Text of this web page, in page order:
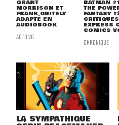
GRANT
MORRISON ET
FRANK QUITELY
ADAPTÉ EN
AUDIOBOOK
ACTU VO
BATMAN
THE
FANTASY
CRITIQUES
EXPRESS
COMICS
CHRONIQUE
LA SYMPATHIQUE